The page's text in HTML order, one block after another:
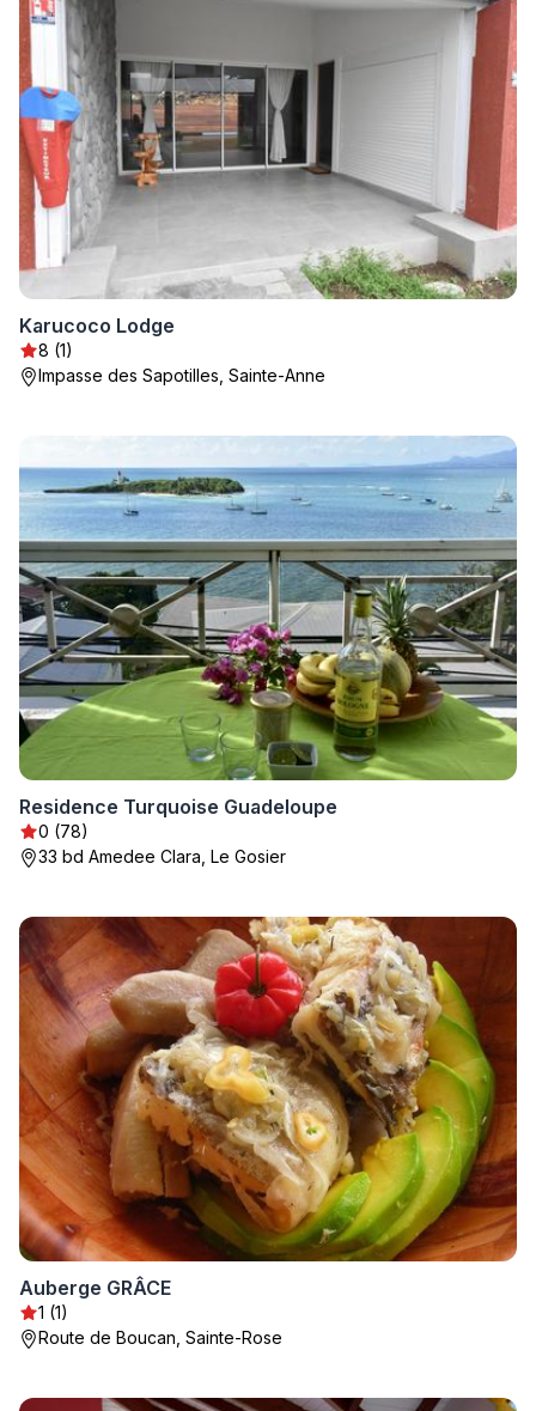
Karucoco Lodge
8 (1)
Impasse des Sapotilles, Sainte-Anne
Residence Turquoise Guadeloupe
0 (78)
33 bd Amedee Clara, Le Gosier
Auberge GRÂCE
1 (1)
Route de Boucan, Sainte-Rose